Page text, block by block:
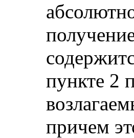
пункте 2
причем